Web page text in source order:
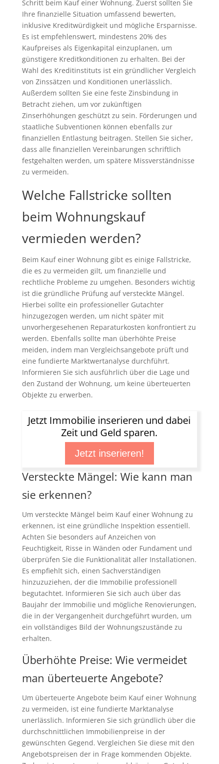
Schritt beim Kauf einer Wohnung. Zuerst sollten Sie
Ihre finanzielle Situation umfassend bewerten,
inklusive Kreditwürdigkeit und mögliche Ersparnisse.
Es ist empfehlenswert, mindestens 20% des
Kaufpreises als Eigenkapital einzuplanen, um
günstigere Kreditkonditionen zu erhalten. Bei der
Wahl des Kreditinstituts ist ein gründlicher Vergleich
von Zinssätzen und Konditionen unerlässlich.
Außerdem sollten Sie eine feste Zinsbindung in
Betracht ziehen, um vor zukünftigen
Zinserhöhungen geschützt zu sein. Förderungen und
staatliche Subventionen können ebenfalls zur
finanziellen Entlastung beitragen. Stellen Sie sicher,
dass alle finanziellen Vereinbarungen schriftlich
festgehalten werden, um spätere Missverständnisse
zu vermeiden.
Welche Fallstricke sollten
beim Wohnungskauf
vermieden werden?
Beim Kauf einer Wohnung gibt es einige Fallstricke,
die es zu vermeiden gilt, um finanzielle und
rechtliche Probleme zu umgehen. Besonders wichtig
ist die gründliche Prüfung auf versteckte Mängel.
Hierbei sollte ein professioneller Gutachter
hinzugezogen werden, um nicht später mit
unvorhergesehenen Reparaturkosten konfrontiert zu
werden. Ebenfalls sollte man überhöhte Preise
meiden, indem man Vergleichsangebote prüft und
eine fundierte Marktwertanalyse durchführt.
Informieren Sie sich ausführlich über die Lage und
den Zustand der Wohnung, um keine überteuerten
Objekte zu erwerben.
Jetzt Immobilie inserieren und dabei
Zeit und Geld sparen.
Jetzt inserieren!
Versteckte Mängel: Wie kann man
sie erkennen?
Um versteckte Mängel beim Kauf einer Wohnung zu
erkennen, ist eine gründliche Inspektion essentiell.
Achten Sie besonders auf Anzeichen von
Feuchtigkeit, Risse in Wänden oder Fundament und
überprüfen Sie die Funktionalität aller Installationen.
Es empfiehlt sich, einen Sachverständigen
hinzuzuziehen, der die Immobilie professionell
begutachtet. Informieren Sie sich auch über das
Baujahr der Immobilie und mögliche Renovierungen,
die in der Vergangenheit durchgeführt wurden, um
ein vollständiges Bild der Wohnungszustände zu
erhalten.
Überhöhte Preise: Wie vermeidet
man überteuerte Angebote?
Um überteuerte Angebote beim Kauf einer Wohnung
zu vermeiden, ist eine fundierte Marktanalyse
unerlässlich. Informieren Sie sich gründlich über die
durchschnittlichen Immobilienpreise in der
gewünschten Gegend. Vergleichen Sie diese mit den
Angebotspreisen der in Frage kommenden Objekte.